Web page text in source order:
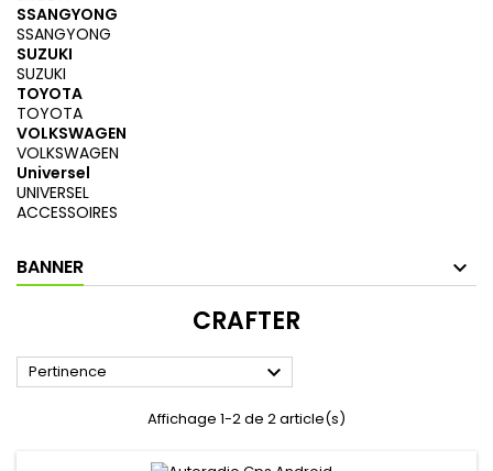
SSANGYONG
SSANGYONG
SUZUKI
SUZUKI
TOYOTA
TOYOTA
VOLKSWAGEN
VOLKSWAGEN
Universel
UNIVERSEL
ACCESSOIRES
BANNER
CRAFTER
Pertinence 
Affichage 1-2 de 2 article(s)